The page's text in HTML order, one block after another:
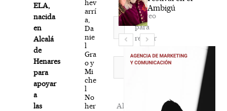
ELA,
nacida
en
Alcalá
de
Henares
para
apoyar
a
las
hev
arrí
a,
Da
nie
l
Gra
o y
Mi
che
l
No
her
Correo
electrónico*
mi
correo
para
recibir
la
newsletter
Al
Ambigú